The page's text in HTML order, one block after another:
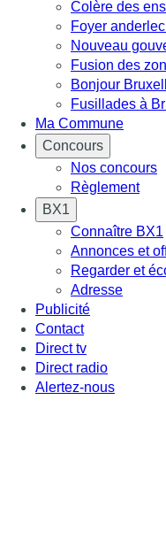
Colère des
Foyer
Nouveau
Fusion des
Bonjour
Fusillades à
Ma Commune
Concours
Nos concours
Règlement
BX1
Connaître BX1
Annonces et
Regarder et
Adresse
Publicité
Contact
Direct tv
Direct radio
Alertez-nous